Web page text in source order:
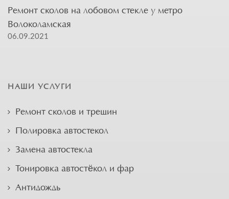
Ремонт сколов на лобовом стекле у метро
Волоколамская
06.09.2021
НАШИ УСЛУГИ
Ремонт сколов и трещин
Полировка автостекол
Замена автостекла
Тонировка автостёкол и фар
Антидождь